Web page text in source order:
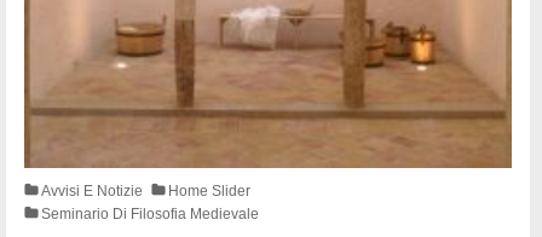
Avvisi E Notizie
Home Slider
Seminario Di Filosofia Medievale